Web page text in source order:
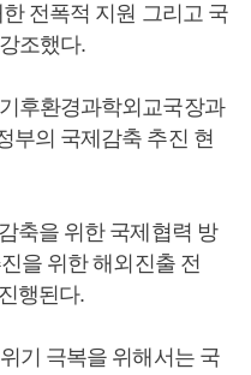
전폭적 지원 그리고 국
조했다.
후환경과학외교국장과
부의 국제감축 추진 현
축을 위한 국제협력 방
을 위한 해외진출 전
행된다.
기 극복을 위해서는 국